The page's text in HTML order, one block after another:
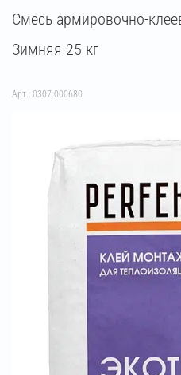
Смесь армировочно-
Зимняя 25 кг
Арт.: 0307.000680